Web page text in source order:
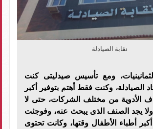
نقابة الصيادلة
ومع تأسيس صيدليتى كنت
الصيادلة، وكنت فقط أهتم بتوفير أكبر
الأدوية من مختلف الشركات، حتى لا
يجد الصنف الذى يبحث عنه، وفوجئت
أطباء الأطفال وقتها، وكانت تحتوى